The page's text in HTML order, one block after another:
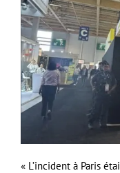
« L’incident à Paris